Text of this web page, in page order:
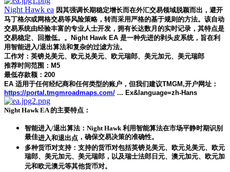
Night Hawk ea 因其强调长期稳定增长而在外汇交易领域脱颖而出，避开
马丁格尔或网格交易等风险策略，转而采用严格的基于规则的方法。该自动
交易系统由经验丰富的专业人士开发，拥有长达数月的实时记录，其特点是
交易稳定、回撤低。。Night Hawk EA 是一种先进的剥头皮系统，旨在利
用智能进入/退出算法和复杂的过滤方法。
工作对：英镑兑美元、欧元兑美元、欧元瑞郎、美元加元、美元瑞郎
推荐时间范围：M5
最低存款额：200
EA 适用于任何经纪商和任何类型的账户，但我们建议TMGM,开户网址：
https://portal.tmgmroadmaps.com/ ... Ex&language=zh-Hans
Night Hawk EA 的主要特点：
智能进入/退出算法：Night Hawk 利用智能算法在市场平静时期识别
最佳进入和退出点 ，确保交易决策的准确性。
多种货币对支持：支持的货币对包括英镑兑美元、欧元兑美元、欧元
瑞郎、美元加元、美元瑞郎，以及瑞士法郎日元、澳元加元、欧元加
元和欧元澳元等其他货币对。